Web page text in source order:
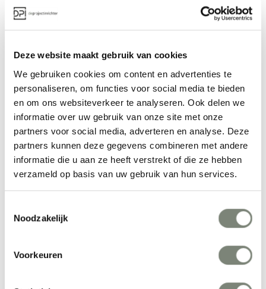
Deze website maakt gebruik van cookies
We gebruiken cookies om content en advertenties te
personaliseren, om functies voor social media te bieden
en om ons websiteverkeer te analyseren. Ook delen we
informatie over uw gebruik van onze site met onze
partners voor social media, adverteren en analyse. Deze
partners kunnen deze gegevens combineren met andere
informatie die u aan ze heeft verstrekt of die ze hebben
verzameld op basis van uw gebruik van hun services.
Noodzakelijk
Voorkeuren
Over Foamfabrics
Foamfabrics is een Nederlands productiebedrijf met een bijzonder
akoestische oplossingen voor op kantoor.
Meer producten van Foamfabrics
Fabricks